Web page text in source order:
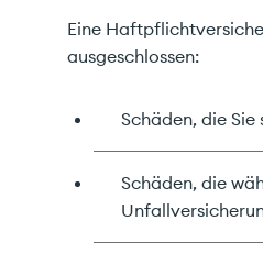
Eine
ausgeschlossen:
Schäden, die
Schäden, die